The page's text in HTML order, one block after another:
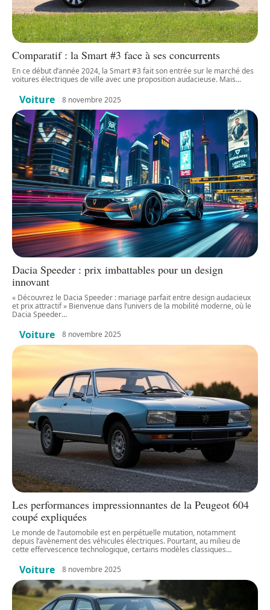
Comparatif : la Smart #3 face à ses concurrents
En ce début d’année 2024, la Smart #3 fait son entrée sur le marché des
voitures électriques de ville avec une proposition audacieuse. Mais…
Voiture 8 novembre 2025
Dacia Speeder : prix imbattables pour un design
innovant
« Découvrez le Dacia Speeder : mariage parfait entre design audacieux
et prix attractif » Bienvenue dans l’univers de la mobilité moderne, où le
Dacia Speeder…
Voiture 8 novembre 2025
Les performances impressionnantes de la Peugeot 604
coupé expliquées
Le monde de l’automobile est en perpétuelle mutation, notamment
depuis l’avènement des véhicules électriques. Pourtant, au milieu de
cette effervescence technologique, certains modèles classiques…
Voiture 8 novembre 2025